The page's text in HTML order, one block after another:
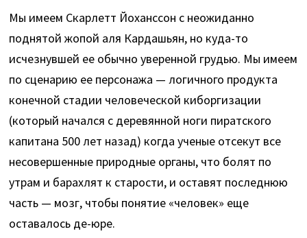
Мы имеем Скарлетт Йоханссон с неожиданно
поднятой жопой аля Кардашьян, но куда-то
исчезнувшей ее обычно уверенной грудью. Мы имеем
по сценарию ее персонажа — логичного продукта
конечной стадии человеческой киборгизации
(который начался с деревянной ноги пиратского
капитана 500 лет назад) когда ученые отсекут все
несовершенные природные органы, что болят по
утрам и барахлят к старости, и оставят последнюю
часть — мозг, чтобы понятие «человек» еще
оставалось де-юре.